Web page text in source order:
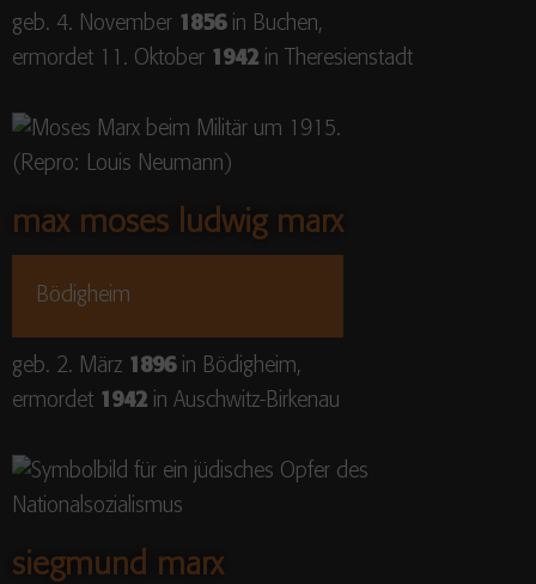
geb. 4. November 1856in Buchen,
ermordet 11. Oktober 1942 in Theresienstadt
max moses ludwig marx
Bödigheim
geb. 2. März 1896in Bödigheim,
ermordet 1942 in Auschwitz-Birkenau
siegmund marx